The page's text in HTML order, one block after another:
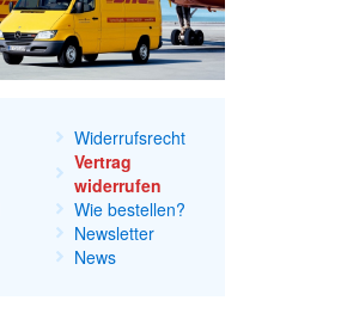
Widerrufsrecht
Vertrag
widerrufen
Wie bestellen?
Newsletter
News